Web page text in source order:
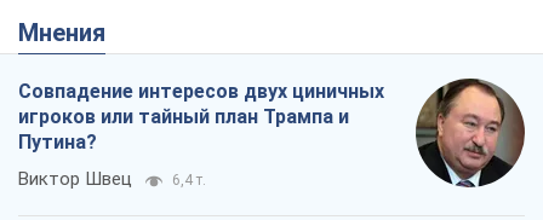
Мнения
Совпадение интересов двух циничных
игроков или тайный план Трампа и
Путина?
Виктор Швец 6,4 т.